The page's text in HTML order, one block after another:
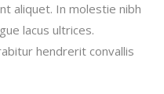
aliquet. In molestie nibh
lacus ultrices.
hendrerit convallis